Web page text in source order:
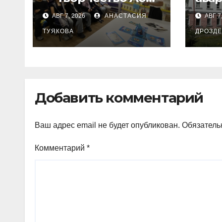
вспоминала
молодежь
Петропавловска
АВГ 7, 2026 АНАСТАСИЯ
ТУЯКОВА
6,5
АВГ
Добавить комментарий
Ваш адрес email не будет опубликован.
Комментарий *